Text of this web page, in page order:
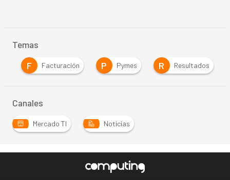
Temas
F Facturación P Pymes R Resultados
Canales
Mercado TI Noticias